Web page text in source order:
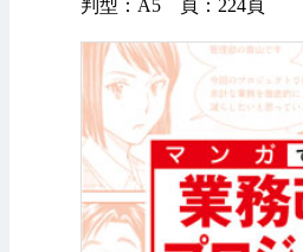
判型：A5 頁：224頁